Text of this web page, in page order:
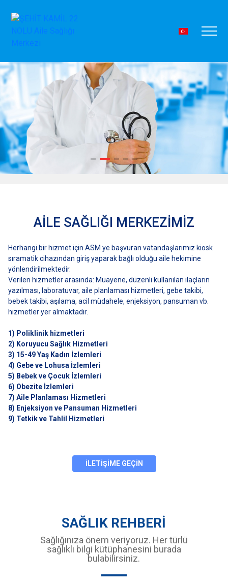
AİLE SAĞLIĞI MERKEZİMİZ
Herhangi bir hizmet için ASM ye başvuran vatandaşlarımız kiosk
sıramatik cihazından giriş yaparak bağlı olduğu aile hekimine
yönlendirilmektedir.
Verilen hizmetler arasında: Muayene, düzenli kullanılan ilaçların
yazılması, laboratuvar, aile planlaması hizmetleri, gebe takibi,
bebek takibi, aşılama, acil müdahele, enjeksiyon, pansuman vb.
hizmetler yer almaktadır.
1) Poliklinik hizmetleri
2) Koruyucu Sağlık Hizmetleri
3) 15-49 Yaş Kadın İzlemleri
4) Gebe ve Lohusa İzlemleri
5) Bebek ve Çocuk İzlemleri
6) Obezite İzlemleri
7) Aile Planlaması Hizmetleri
8) Enjeksiyon ve Pansuman Hizmetleri
9) Tetkik ve Tahlil Hizmetleri
İLETİŞİME GEÇİN
SAĞLIK REHBERİ
Sağlığınıza önem veriyoruz. Her türlü
sağlıklı bilgi kütüphanesini burada
bulabilirsiniz.